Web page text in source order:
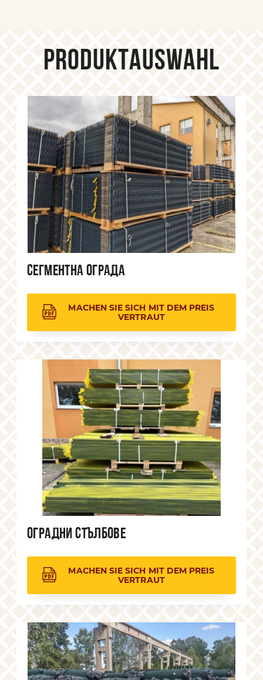
PRODUKTAUSWAHL
Сегментна ограда
MACHEN SIE SICH MIT DEM PREIS
VERTRAUT
Оградни стълбове
MACHEN SIE SICH MIT DEM PREIS
VERTRAUT